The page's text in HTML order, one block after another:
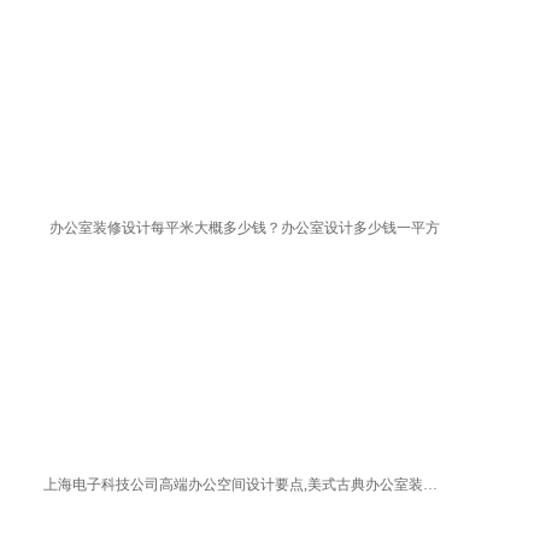
办公室装修设计每平米大概多少钱？办公室设计多少钱一平方